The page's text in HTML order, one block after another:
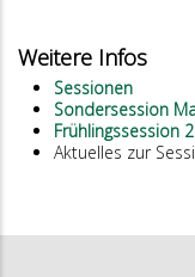
Weitere Infos
Sessionen
Sondersession
Frühlingssession
Aktuelles zur